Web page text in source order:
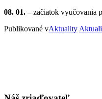
08. 01. –začiatok vyučovania
Publikované vAktuality